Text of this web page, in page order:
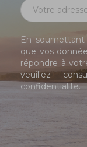
En
que vos
répondre à
veuillez
confidentialité.